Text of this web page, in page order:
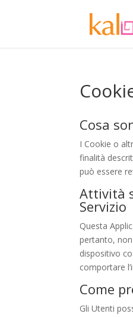
Cosa
I Cookie o
finalità
può essere
Attività
Servizio
Questa
pertanto,
dispositivo
comportare
Come
Gli Utenti